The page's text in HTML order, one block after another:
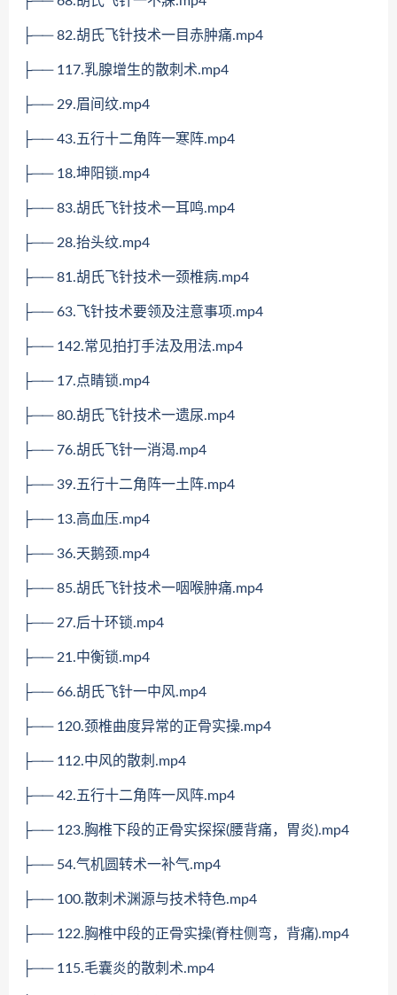
├── 82.胡氏飞针技术一目赤肿痛.mp4
├── 117.乳腺增生的散刺术.mp4
├── 29.眉间纹.mp4
├── 43.五行十二角阵一寒阵.mp4
├── 18.坤阳锁.mp4
├── 83.胡氏飞针技术一耳鸣.mp4
├── 28.抬头纹.mp4
├── 81.胡氏飞针技术一颈椎病.mp4
├── 63.飞针技术要领及注意事项.mp4
├── 142.常见拍打手法及用法.mp4
├── 17.点睛锁.mp4
├── 80.胡氏飞针技术一遗尿.mp4
├── 76.胡氏飞针一消渴.mp4
├── 39.五行十二角阵一土阵.mp4
├── 13.高血压.mp4
├── 36.天鹅颈.mp4
├── 85.胡氏飞针技术一咽喉肿痛.mp4
├── 27.后十环锁.mp4
├── 21.中衡锁.mp4
├── 66.胡氏飞针一中风.mp4
├── 120.颈椎曲度异常的正骨实操.mp4
├── 112.中风的散刺.mp4
├── 42.五行十二角阵一风阵.mp4
├── 123.胸椎下段的正骨实探探(腰背痛，胃炎).mp4
├── 54.气机圆转术一补气.mp4
├── 100.散刺术渊源与技术特色.mp4
├── 122.胸椎中段的正骨实操(脊柱侧弯，背痛).mp4
├── 115.毛囊炎的散刺术.mp4